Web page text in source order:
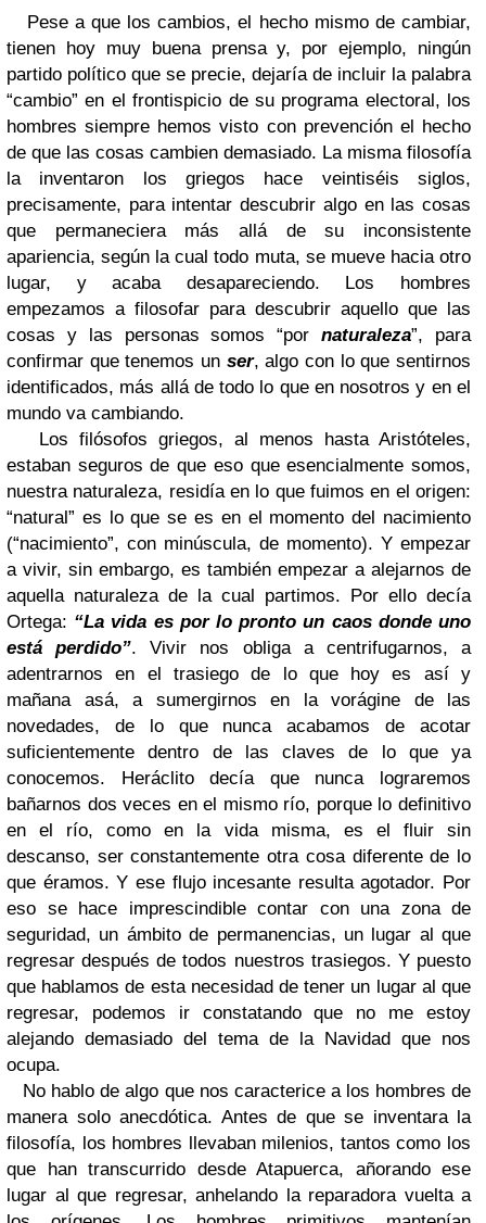
Pese a que los cambios, el hecho mismo de cambiar,
tienen hoy muy buena prensa y, por ejemplo, ningún
partido político que se precie, dejaría de incluir la palabra
“cambio” en el frontispicio de su programa electoral, los
hombres siempre hemos visto con prevención el hecho
de que las cosas cambien demasiado. La misma filosofía
la inventaron los griegos hace veintiséis siglos,
precisamente, para intentar descubrir algo en las cosas
que permaneciera más allá de su inconsistente
apariencia, según la cual todo muta, se mueve hacia otro
lugar, y acaba desapareciendo. Los hombres
empezamos a filosofar para descubrir aquello que las
cosas y las personas somos “pornaturaleza”, para
confirmar que tenemos un ser, algo con lo que sentirnos
identificados, más allá de todo lo que en nosotros y en el
mundo va cambiando.
Los filósofos griegos, al menos hasta Aristóteles,
estaban seguros de que eso que esencialmente somos,
nuestra naturaleza, residía en lo que fuimos en el origen:
“natural” es lo que se es en el momento del nacimiento
(“nacimiento”, con minúscula, de momento). Y empezar
a vivir, sin embargo, es también empezar a alejarnos de
aquella naturaleza de la cual partimos. Por ello decía
Ortega: “La vida es por lo pronto un caos donde uno
está perdido”. Vivir nos obliga a centrifugarnos, a
adentrarnos en el trasiego de lo que hoy es así y
mañana asá, a sumergirnos en la vorágine de las
novedades, de lo que nunca acabamos de acotar
suficientemente dentro de las claves de lo que ya
conocemos. Heráclito decía que nunca lograremos
bañarnos dos veces en el mismo río, porque lo definitivo
en el río, como en la vida misma, es el fluir sin
descanso, ser constantemente otra cosa diferente de lo
que éramos. Y ese flujo incesante resulta agotador. Por
eso se hace imprescindible contar con una zona de
seguridad, un ámbito de permanencias, un lugar al que
regresar después de todos nuestros trasiegos. Y puesto
que hablamos de esta necesidad de tener un lugar al que
regresar, podemos ir constatando que no me estoy
alejando demasiado del tema de la Navidad que nos
ocupa.
No hablo de algo que nos caracterice a los hombres de
manera solo anecdótica. Antes de que se inventara la
filosofía, los hombres llevaban milenios, tantos como los
que han transcurrido desde Atapuerca, añorando ese
lugar al que regresar, anhelando la reparadora vuelta a